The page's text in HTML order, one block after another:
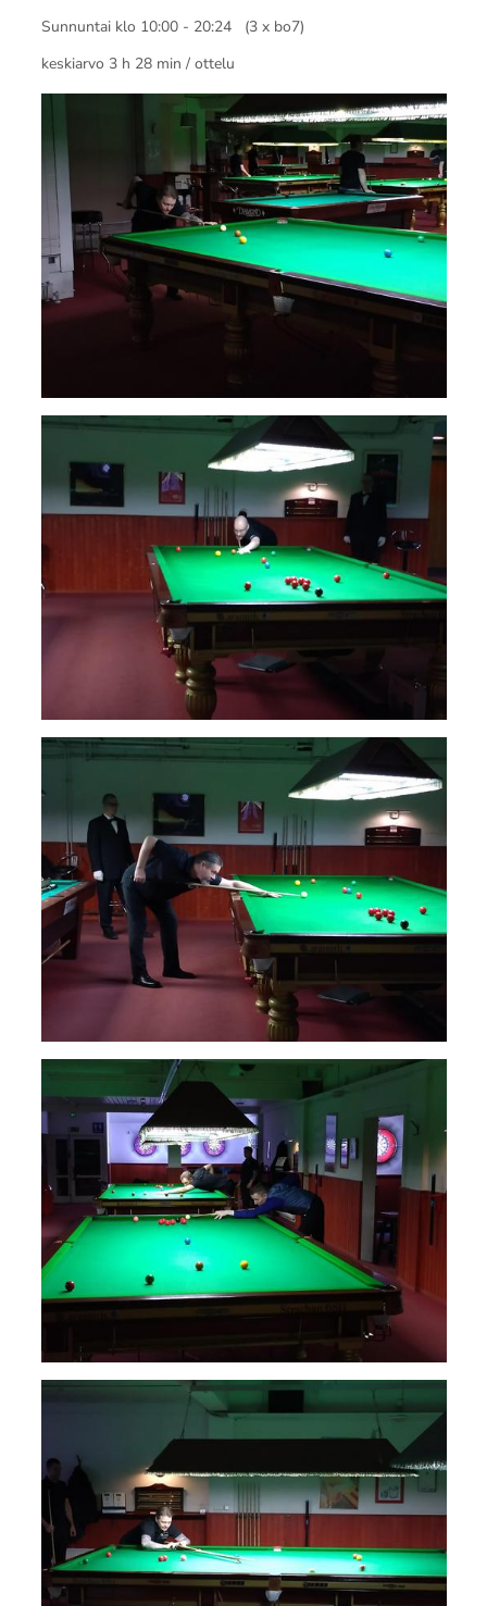
Sunnuntai klo 10:00 - 20:24 (3 x bo7)
keskiarvo 3 h 28 min / ottelu